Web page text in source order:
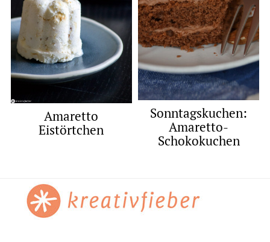
Amaretto
Eistörtchen
Sonntagskuchen:
Amaretto-
Schokokuchen
Footer